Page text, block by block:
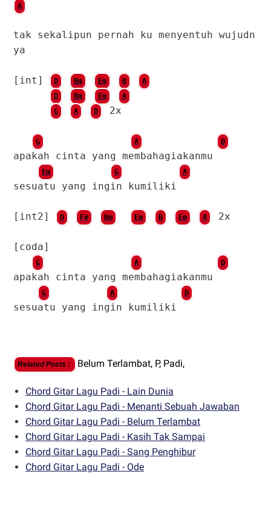
A
tak sekalipun pernah ku menyentuh wujudn
ya
[int] D Bm Em B
A
D
Bm Em
A
G
A D 2x
G A D
apakah cinta yang membahagiakanmu
Em G A
sesuatu yang ingin kumiliki
[int2] D F# Bm Em B Em A 2x
[coda]
G A D
apakah cinta yang membahagiakanmu
G A D
sesuatu yang ingin kumiliki
Related Posts : Belum Terlambat, P, Padi,
Chord Gitar Lagu Padi - Lain Dunia
Chord Gitar Lagu Padi - Menanti Sebuah Jawaban
Chord Gitar Lagu Padi - Belum Terlambat
Chord Gitar Lagu Padi - Kasih Tak Sampai
Chord Gitar Lagu Padi - Sang Penghibur
Chord Gitar Lagu Padi - Ode